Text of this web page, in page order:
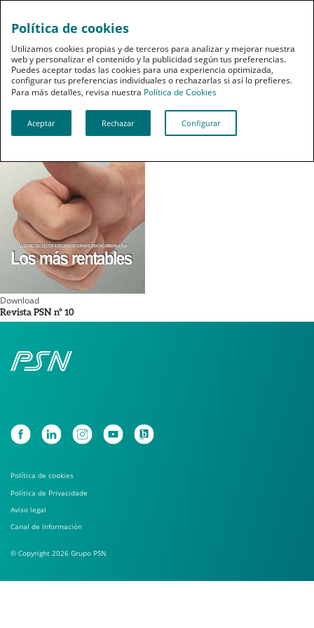
Revista PSN nº 10
Download
Revista PSN nº 10
Política de cookies
Utilizamos cookies propias y de terceros para analizar y mejorar nuestra
web y personalizar el contenido y la publicidad según tus preferencias.
Puedes aceptar todas las cookies para una experiencia optimizada,
configurar tus preferencias individuales o rechazarlas si así lo prefieres.
Para más detalles, revisa nuestra Política de Cookies
Aceptar Rechazar Configurar
Política de cookies
Política de Privacidade
Aviso legal
Canal de Información
© Copyright 2026 Grupo PSN